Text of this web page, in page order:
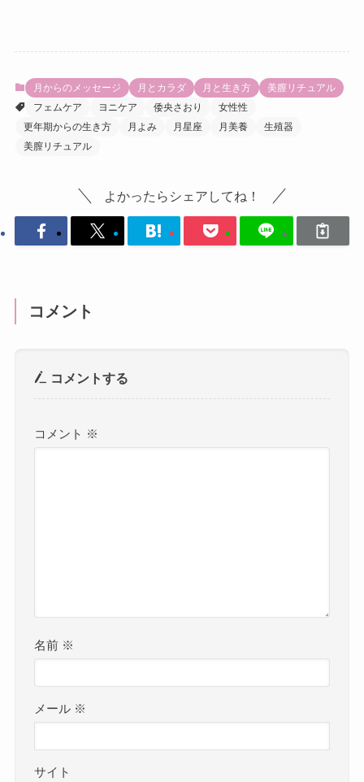
月からのメッセージ 月とカラダ 月と生き方
美膣リチュアル
フェムケア
ヨニケア 倭央さおり
女性性
更年期からの生き方
月よみ 月星座 月美養
生殖器
美膣リチュアル
よかったらシェアしてね！
コメント
コメントする
コメント ※
名前 ※
メール ※
サイト